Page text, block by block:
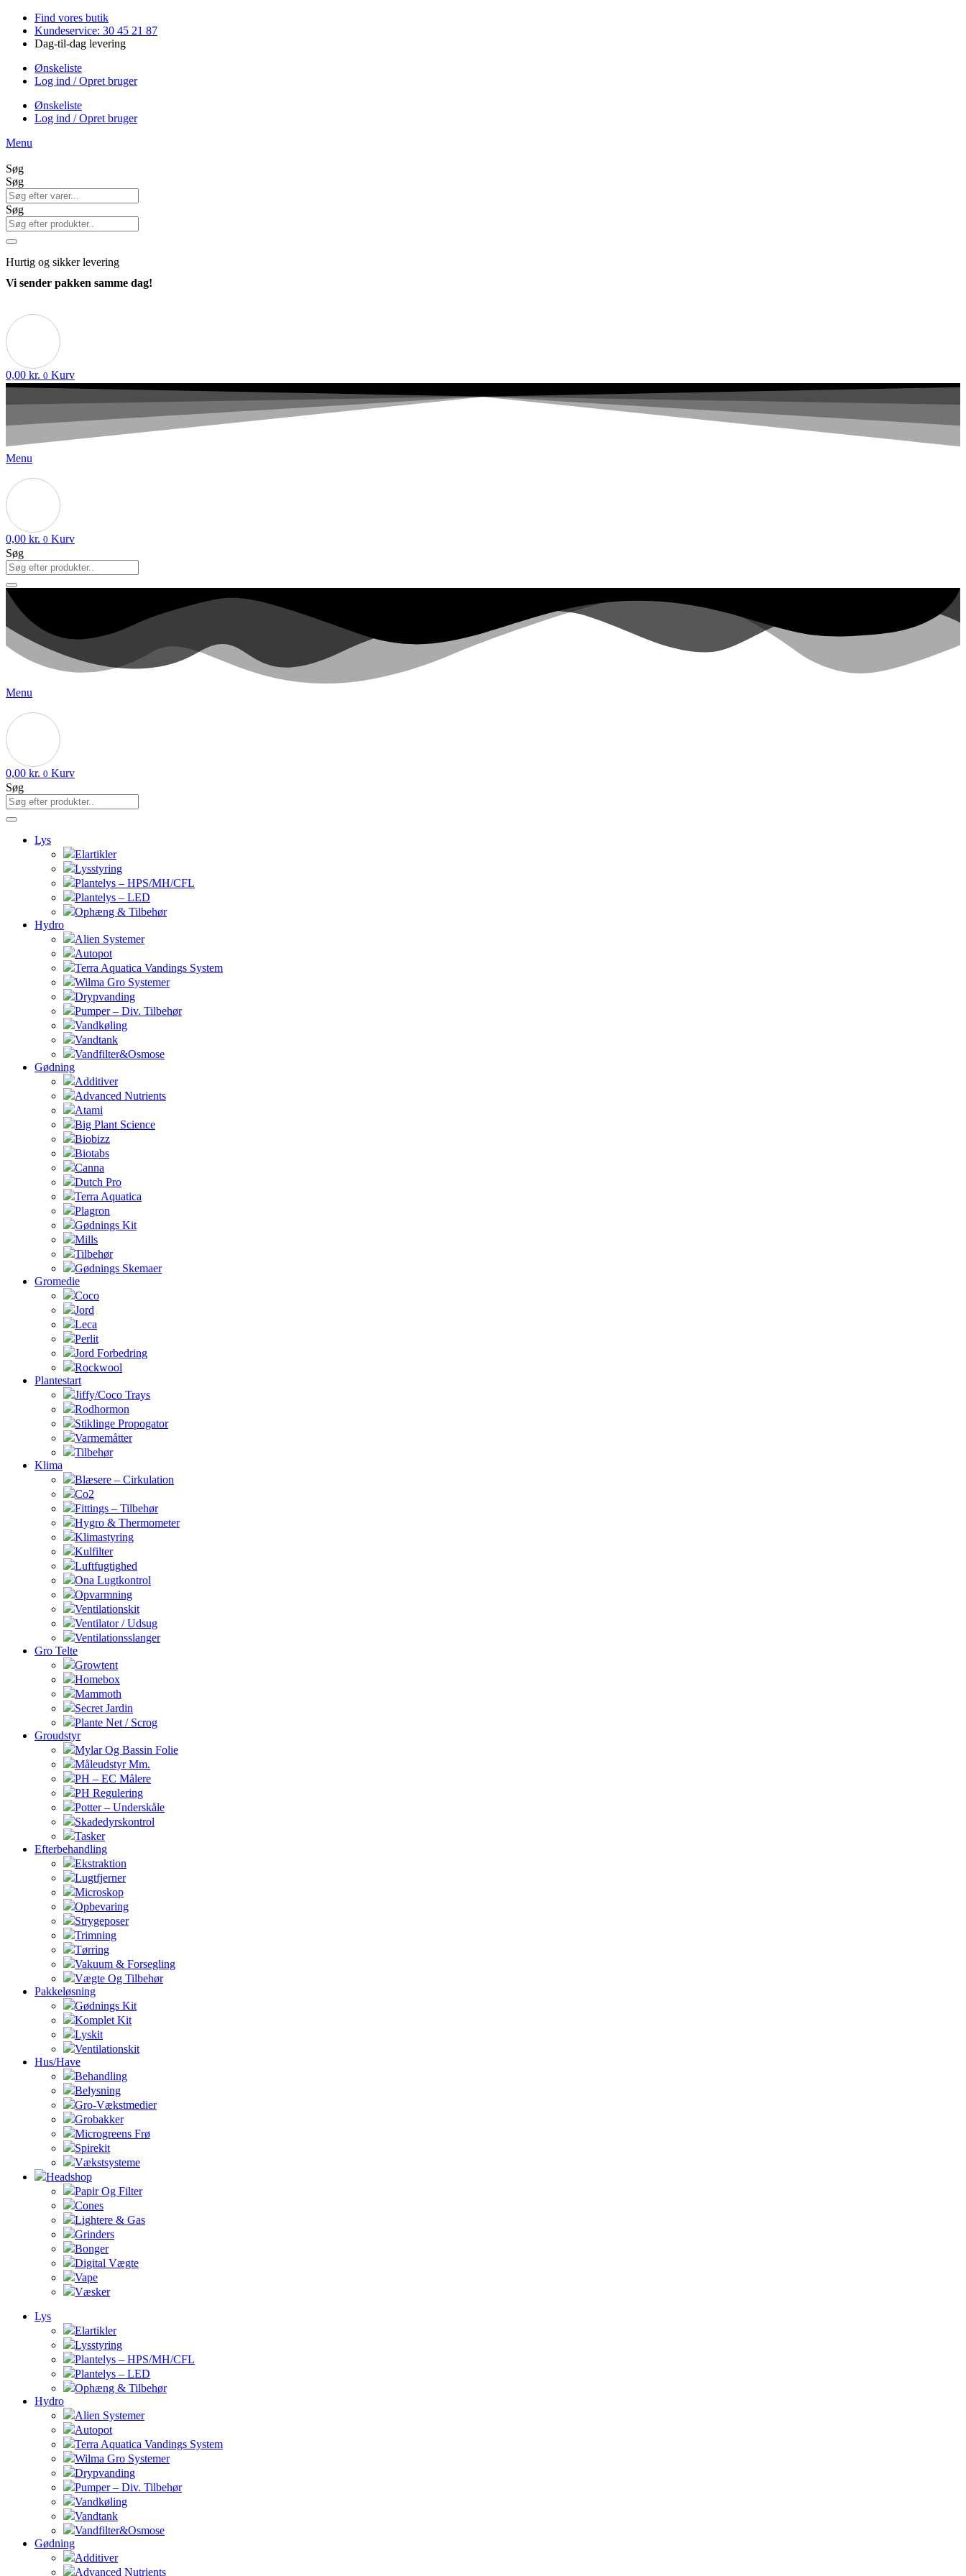
Videre
indhold
Find vores butik
Kundeservice: 30 45 21 87
Dag-til-dag levering
Ønskeliste
Log ind / Opret bruger
Ønskeliste
Log ind / Opret bruger
Menu
Søg
Søg
Søg
Hurtig og sikker levering
Vi sender pakken samme dag!
0,00 kr. 0 Kurv
Menu
0,00 kr. 0 Kurv
Søg
Menu
0,00 kr. 0 Kurv
Søg
Lys
Elartikler
Lysstyring
Plantelys – HPS/MH/CFL
Plantelys – LED
Ophæng & Tilbehør
Hydro
Alien Systemer
Autopot
Terra Aquatica Vandings System
Wilma Gro Systemer
Drypvanding
Pumper – Div. Tilbehør
Vandkøling
Vandtank
Vandfilter&Osmose
Gødning
Additiver
Advanced Nutrients
Atami
Big Plant Science
Biobizz
Biotabs
Canna
Dutch Pro
Terra Aquatica
Plagron
Gødnings Kit
Mills
Tilbehør
Gødnings Skemaer
Gromedie
Coco
Jord
Leca
Perlit
Jord Forbedring
Rockwool
Plantestart
Jiffy/Coco Trays
Rodhormon
Stiklinge Propogator
Varmemåtter
Tilbehør
Klima
Blæsere – Cirkulation
Co2
Fittings – Tilbehør
Hygro & Thermometer
Klimastyring
Kulfilter
Luftfugtighed
Ona Lugtkontrol
Opvarmning
Ventilationskit
Ventilator / Udsug
Ventilationsslanger
Gro Telte
Growtent
Homebox
Mammoth
Secret Jardin
Plante Net / Scrog
Groudstyr
Mylar Og Bassin Folie
Måleudstyr Mm.
PH – EC Målere
PH Regulering
Potter – Underskåle
Skadedyrskontrol
Tasker
Efterbehandling
Ekstraktion
Lugtfjerner
Microskop
Opbevaring
Strygeposer
Trimning
Tørring
Vakuum & Forsegling
Vægte Og Tilbehør
Pakkeløsning
Gødnings Kit
Komplet Kit
Lyskit
Ventilationskit
Hus/Have
Behandling
Belysning
Gro-Vækstmedier
Grobakker
Microgreens Frø
Spirekit
Vækstsysteme
Headshop
Papir Og Filter
Cones
Lightere & Gas
Grinders
Bonger
Digital Vægte
Vape
Væsker
Lys
Elartikler
Lysstyring
Plantelys – HPS/MH/CFL
Plantelys – LED
Ophæng & Tilbehør
Hydro
Alien Systemer
Autopot
Terra Aquatica Vandings System
Wilma Gro Systemer
Drypvanding
Pumper – Div. Tilbehør
Vandkøling
Vandtank
Vandfilter&Osmose
Gødning
Additiver
Advanced Nutrients